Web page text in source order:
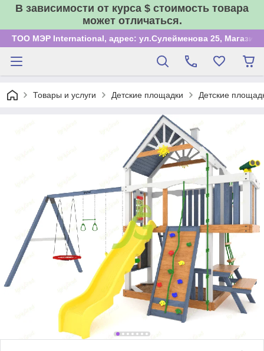
В зависимости от курса $ стоимость товара
может отличаться.
ТОО МЭР International, адрес: ул.Сулейменова 25, Магазин
Товары и услуги Детские площадки Детские